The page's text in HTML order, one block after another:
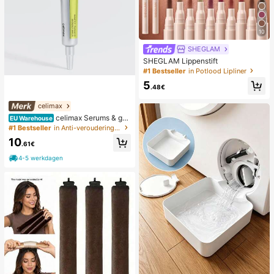
celimax
EU Warehouse celimax Serums & gez
ichtsbehandelingen
#1 Bestseller in Anti-veroudering Serums & Gezichtsbehandelingen
10.61€
4-5 werkdagen
10
SHEGLAM
SHEGLAM Lippenstift
#1 Bestseller in Potlood Lipliner
5.48€